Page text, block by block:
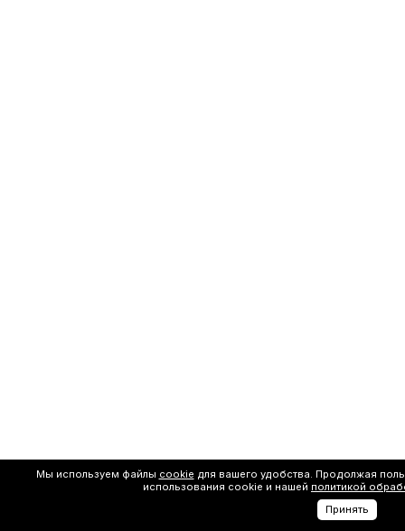
Мы используем файлы cookie для вашего удобства. Продолжая
использования cookie и нашей политикой
Принять